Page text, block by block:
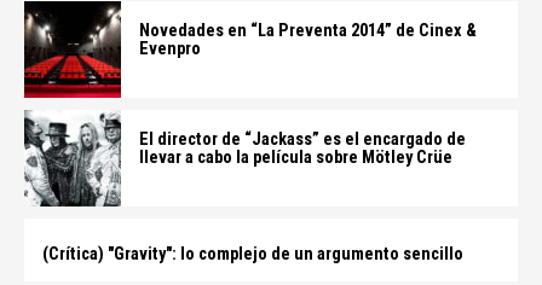
Novedades en “La Preventa 2014” de Cinex &
Evenpro
El director de “Jackass” es el encargado de
llevar a cabo la película sobre Mötley Crüe
(Crítica) "Gravity": lo complejo de un argumento sencillo